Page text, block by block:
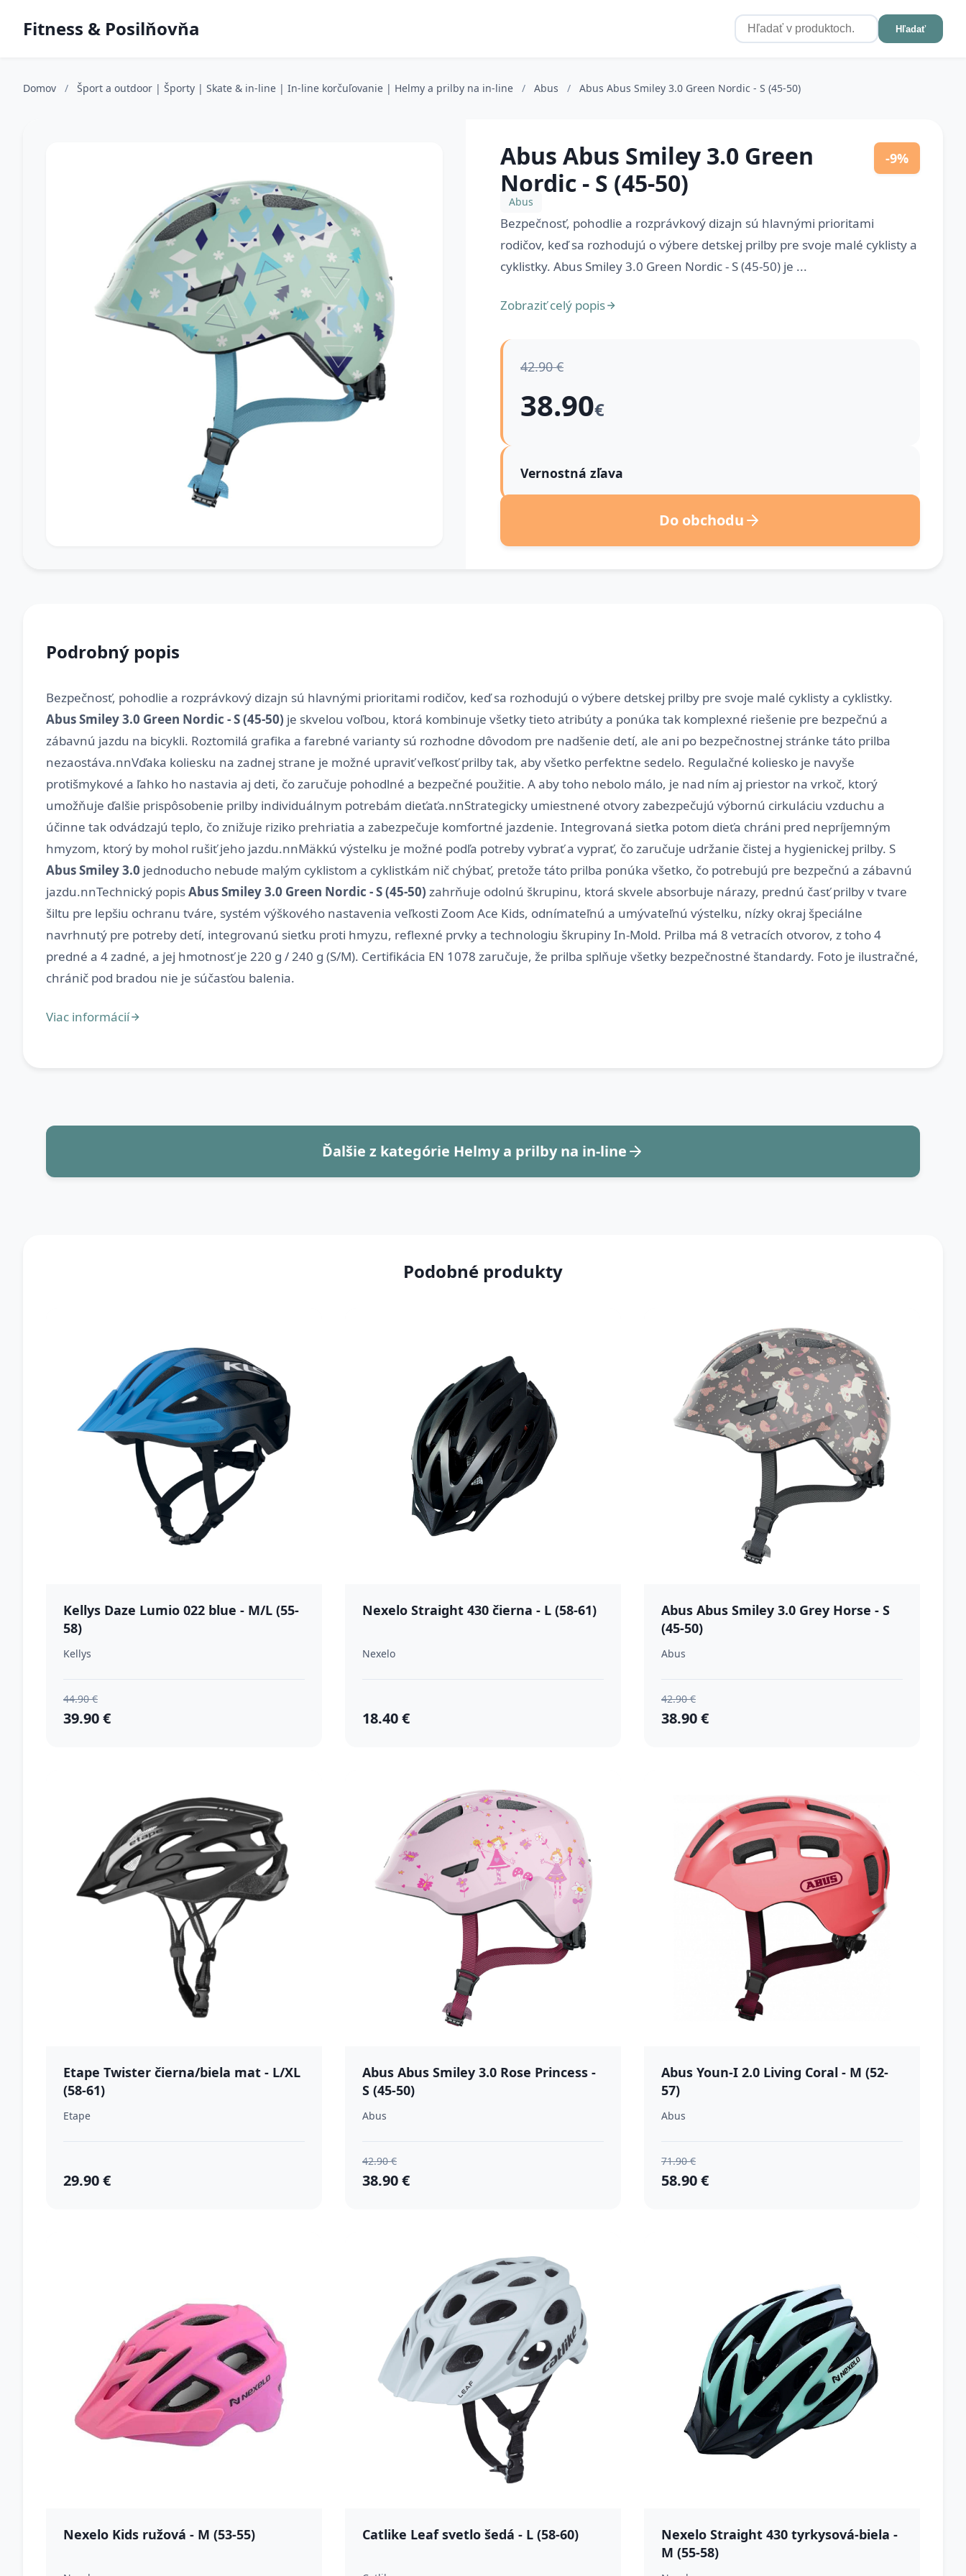
Fitness & Posilňovňa Hľadať
Domov / Šport a outdoor | Športy | Skate & in-line | In-line korčuľovanie | Helmy a prilby na in-line / Abus / Abus Abus Smiley 3.0 Green Nordic - S (45-50)
Abus Abus Smiley 3.0 Green
Nordic - S (45-50)
-9%
Abus
Bezpečnosť, pohodlie a rozprávkový dizajn sú hlavnými prioritami
rodičov, keď sa rozhodujú o výbere detskej prilby pre svoje malé cyklisty a
cyklistky. Abus Smiley 3.0 Green Nordic - S (45-50) je ...
Zobraziť celý popis
42.90 €
38.90€
Vernostná zľava
Do obchodu
Podrobný popis
Bezpečnosť, pohodlie a rozprávkový dizajn sú hlavnými prioritami rodičov, keď sa rozhodujú o výbere detskej prilby pre svoje malé cyklisty a cyklistky.
Abus Smiley 3.0 Green Nordic - S (45-50) je skvelou voľbou, ktorá kombinuje všetky tieto atribúty a ponúka tak komplexné riešenie pre bezpečnú a
zábavnú jazdu na bicykli. Roztomilá grafika a farebné varianty sú rozhodne dôvodom pre nadšenie detí, ale ani po bezpečnostnej stránke táto prilba
nezaostáva.nnVďaka koliesku na zadnej strane je možné upraviť veľkosť prilby tak, aby všetko perfektne sedelo. Regulačné koliesko je navyše
protišmykové a ľahko ho nastavia aj deti, čo zaručuje pohodlné a bezpečné použitie. A aby toho nebolo málo, je nad ním aj priestor na vrkoč, ktorý
umožňuje ďalšie prispôsobenie prilby individuálnym potrebám dieťaťa.nnStrategicky umiestnené otvory zabezpečujú výbornú cirkuláciu vzduchu a
účinne tak odvádzajú teplo, čo znižuje riziko prehriatia a zabezpečuje komfortné jazdenie. Integrovaná sieťka potom dieťa chráni pred nepríjemným
hmyzom, ktorý by mohol rušiť jeho jazdu.nnMäkkú výstelku je možné podľa potreby vybrať a vyprať, čo zaručuje udržanie čistej a hygienickej prilby. S
Abus Smiley 3.0 jednoducho nebude malým cyklistom a cyklistkám nič chýbať, pretože táto prilba ponúka všetko, čo potrebujú pre bezpečnú a zábavnú
jazdu.nnTechnický popisAbus Smiley 3.0 Green Nordic - S (45-50) zahrňuje odolnú škrupinu, ktorá skvele absorbuje nárazy, prednú časť prilby v tvare
šiltu pre lepšiu ochranu tváre, systém výškového nastavenia veľkosti Zoom Ace Kids, odnímateľnú a umývateľnú výstelku, nízky okraj špeciálne
navrhnutý pre potreby detí, integrovanú sieťku proti hmyzu, reflexné prvky a technologiu škrupiny In-Mold. Prilba má 8 vetracích otvorov, z toho 4
predné a 4 zadné, a jej hmotnosť je 220 g / 240 g (S/M). Certifikácia EN 1078 zaručuje, že prilba splňuje všetky bezpečnostné štandardy. Foto je ilustračné,
Ďalšie z kategórie Helmy a prilby na in-line
Podobné produkty
Kellys Daze Lumio 022 blue - M/L (55-
58)
Kellys
44.90 €
39.90 €
Nexelo Straight 430 čierna - L (58-61)
Nexelo
18.40 €
Abus Abus Smiley 3.0 Grey Horse - S
(45-50)
Abus
42.90 €
38.90 €
Etape Twister čierna/biela mat - L/XL
(58-61)
Etape
29.90 €
Abus Abus Smiley 3.0 Rose Princess -
S (45-50)
Abus
42.90 €
38.90 €
Abus Youn-I 2.0 Living Coral - M (52-
57)
Abus
71.90 €
58.90 €
Nexelo Kids ružová - M (53-55) Catlike Leaf svetlo šedá - L (58-60)
Nexelo Straight 430 tyrkysová-biela -
M (55-58)